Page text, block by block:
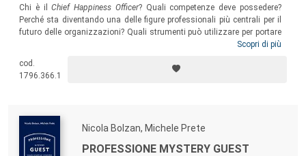
Chi è ilChief Happiness Officer? Quali competenze deve possedere?
Perché sta diventando una delle figure professionali più centrali per il
futuro delle organizzazioni? Quali strumenti può utilizzare per portare
la scienza della felicità al lavoro? Questa nuova edizione del libro è
una riflessione sempre “up to date” sulla diffusione e l’adozione della
cultura positiva nel mondo del lavoro.
Scopri di più
cod.
1796.366.1
Nicola Bolzan, Michele Prete
PROFESSIONE MYSTERY GUEST